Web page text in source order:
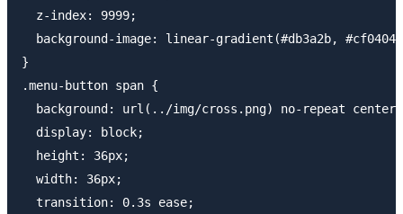
  z-index: 9999;
background-image: linear-gradient(#db3a2b,
}
.menu-button span {
background: url(../img/cross.png) no-repeat center
  display: block;
  height: 36px;
  width: 36px;
  transition: 0.3s ease;